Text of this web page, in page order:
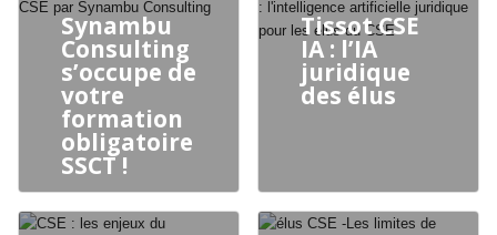
Synambu
Consulting
s’occupe de
votre
formation
obligatoire
SSCT !
Tissot CSE
IA : l’IA
juridique
des élus